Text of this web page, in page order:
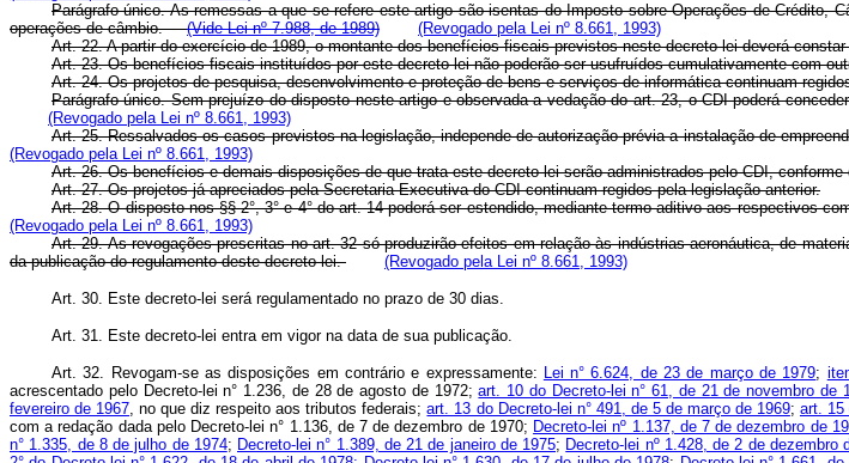
Parágrafo único. As remessas a que se refere este artigo são isentas do Imposto sobre Operações de
operações de câmbio.
(Vide Lei nº 7.988, de 1989)
(Revogado pela Lei nº 8.661, 1993)
Art. 22. A partir do exercício de 1989, o montante dos benefícios fiscais previstos neste decreto-lei deverá
Art. 23. Os benefícios fiscais instituídos por este decreto-lei não poderão ser usufruídos cumulativamente com
Art. 24. Os projetos de pesquisa, desenvolvimento e proteção de bens e serviços de informática continuam
Parágrafo único. Sem prejuízo do disposto neste artigo e observada a vedação do art. 23, o CDI poderá
(Revogado pela Lei nº 8.661, 1993)
Art. 25. Ressalvados os casos previstos na legislação, independe de autorização prévia a instalação de
(Revogado pela Lei nº 8.661, 1993)
Art. 26. Os benefícios e demais disposições de que trata este decreto-lei serão administrados pelo CDI,
Art. 27. Os projetos já apreciados pela Secretaria Executiva do CDI continuam regidos pela legislação anterior.
Art. 28. O disposto nos §§ 2°, 3° e 4° do art. 14 poderá ser estendido, mediante termo aditivo aos respectivos
(Revogado pela Lei nº 8.661, 1993)
Art. 29. As revogações prescritas no art. 32 só produzirão efeitos em relação às indústrias aeronáutica, de
da publicação do regulamento deste decreto-lei.
(Revogado pela Lei nº 8.661, 1993)
Art. 30. Este decreto-lei será regulamentado no prazo de 30 dias.
Art. 31. Este decreto-lei entra em vigor na data de sua publicação.
Art. 32. Revogam-se as disposições em contrário e expressamente: Lei n° 6.624, de 23 de março de 1979;
acrescentado pelo Decreto-lei n° 1.236, de 28 de agosto de 1972;art. 10 do Decreto-lei n° 61, de 21 de novembro de
fevereiro de 1967 , no que diz respeito aos tributos federais;art. 13 do Decreto-lei n° 491, de 5 de março de 1969; art. 15
com a redação dada pelo Decreto-lei n° 1.136, de 7 de dezembro de 1970; Decreto-lei nº 1.137, de 7 de dezembro de
n° 1.335, de 8 de julho de 1974; Decreto-lei n° 1.389, de 21 de janeiro de 1975; Decreto-lei nº 1.428, de 2 de dezembro